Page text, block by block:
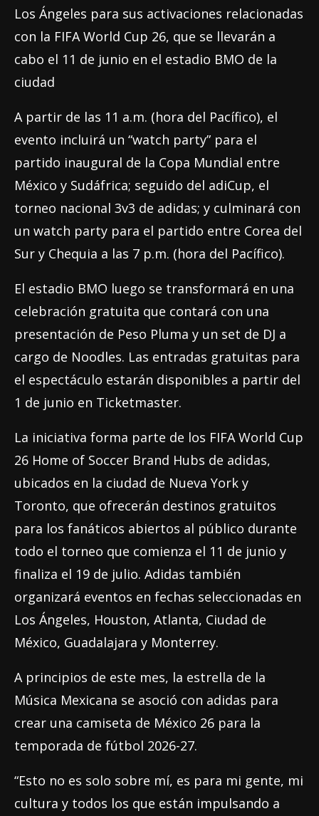
Los Ángeles para sus activaciones relacionadas
con la FIFA World Cup 26, que se llevarán a
cabo el 11 de junio en el estadio BMO de la
ciudad
A partir de las 11 a.m. (hora del Pacífico), el
evento incluirá un “watch party” para el
partido inaugural de la Copa Mundial entre
México y Sudáfrica; seguido del adiCup, el
torneo nacional 3v3 de adidas; y culminará con
un watch party para el partido entre Corea del
Sur y Chequia a las 7 p.m. (hora del Pacífico).
El estadio BMO luego se transformará en una
celebración gratuita que contará con una
presentación de Peso Pluma y un set de DJ a
cargo de Noodles. Las entradas gratuitas para
el espectáculo estarán disponibles a partir del
1 de junio en Ticketmaster.
La iniciativa forma parte de los FIFA World Cup
26 Home of Soccer Brand Hubs de adidas,
ubicados en la ciudad de Nueva York y
Toronto, que ofrecerán destinos gratuitos
para los fanáticos abiertos al público durante
todo el torneo que comienza el 11 de junio y
finaliza el 19 de julio. Adidas también
organizará eventos en fechas seleccionadas en
Los Ángeles, Houston, Atlanta, Ciudad de
México, Guadalajara y Monterrey.
A principios de este mes, la estrella de la
Música Mexicana se asoció con adidas para
crear una camiseta de México 26 para la
temporada de fútbol 2026-27.
“Esto no es solo sobre mí, es para mi gente, mi
cultura y todos los que están impulsando a